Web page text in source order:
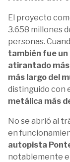
El proyecto
3.658 millones
personas.
también fue
atirantado más
más largo del
distinguido con
metálica más
No se abrió al
en
autopista
notablemente